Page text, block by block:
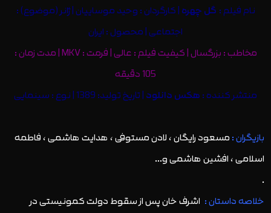
نام فیلم : گل چهره| کارگردان : وحید موساییان | ژانر (موضوع) :
اجتماعی | محصول : ایران
مخاطب : بزرگسال | کیفیت فیلم : عالی | فرمت : MKV | مدت زمان :
105 دقیقه
منتشر کننده :هکس دانلود| تاریخ تولید: 1389 | نوع : سینمایی
بازیگران :مسعود رایگان ، لادن مستوفی ، هدایت هاشمی ، فاطمه
اسلامی ، افشین هاشمی و…
.
خلاصه داستان : اشرف خان پس از سقوط دولت کمونیستی در